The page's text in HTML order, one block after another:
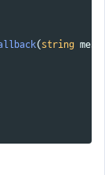
(string